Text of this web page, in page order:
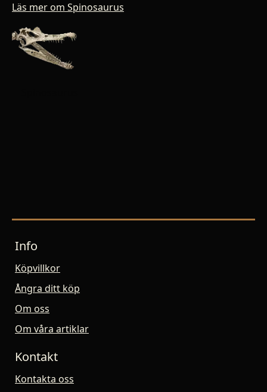
Läs mer om Spinosaurus
Info
Köpvillkor
Ångra ditt köp
Om oss
Om våra artiklar
Kontakt
Kontakta oss